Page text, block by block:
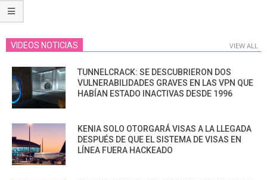
VIDEOS NOTICIAS VIEW ALL
TUNNELCRACK: SE DESCUBRIERON DOS
VULNERABILIDADES GRAVES EN LAS VPN QUE
HABÍAN ESTADO INACTIVAS DESDE 1996
KENIA SOLO OTORGARÁ VISAS A LA LLEGADA
DESPUÉS DE QUE EL SISTEMA DE VISAS EN
LÍNEA FUERA HACKEADO